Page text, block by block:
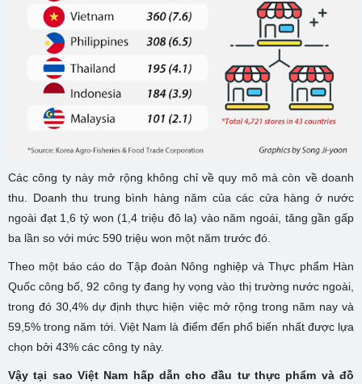
Các công ty này mở rộng không chỉ về quy mô mà còn về doanh
thu. Doanh thu trung bình hàng năm của các cửa hàng ở nước
ngoài đạt 1,6 tỷ won (1,4 triệu đô la) vào năm ngoái, tăng gần gấp
ba lần so với mức 590 triệu won một năm trước đó.
Theo một báo cáo do Tập đoàn Nông nghiệp và Thực phẩm Hàn
Quốc công bố, 92 công ty đang hy vọng vào thị trường nước ngoài,
trong đó 30,4% dự định thực hiện việc mở rộng trong năm nay và
59,5% trong năm tới. Việt Nam là điểm đến phổ biến nhất được lựa
chọn bởi 43% các công ty này.
Vậy tại sao Việt Nam hấp dẫn cho đầu tư thực phẩm và đồ